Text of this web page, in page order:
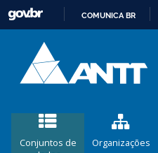
COMUNICA BR
Conjuntos de
Organizações